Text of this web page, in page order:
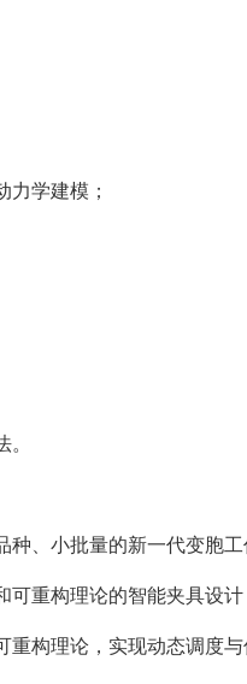
力学建模；
、小批量的新一代变胞工
重构理论的智能夹具设计
构理论，实现动态调度与